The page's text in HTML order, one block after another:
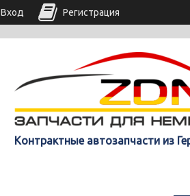
Контрактные автозапчасти из
Вход Регистрация